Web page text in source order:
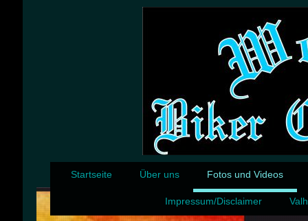
Startseite Über uns Fotos und Videos
Impressum/Disclaimer